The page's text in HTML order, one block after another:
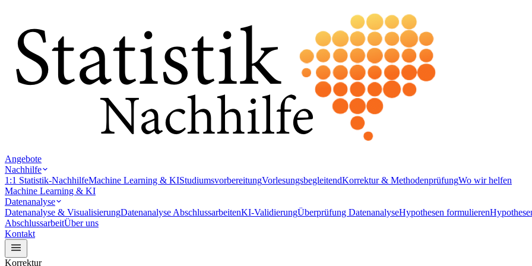
Angebote
Nachhilfe
1:1 Statistik-NachhilfeMachine Learning & KIStudiumsvorbereitungVorlesungsbegleitendKorrektur & MethodenprüfungWo wir helfen
Machine Learning & KI
Datenanalyse
Datenanalyse & VisualisierungDatenanalyse AbschlussarbeitenKI-ValidierungÜberprüfung DatenanalyseHypothesen formulieren
AbschlussarbeitÜber uns
Kontakt
Korrektur